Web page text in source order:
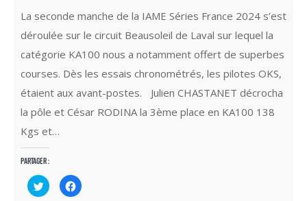
La seconde manche de la IAME Séries France 2024 s’est
déroulée sur le circuit Beausoleil de Laval sur lequel la
catégorie KA100 nous a notamment offert de superbes
courses. Dès les essais chronométrés, les pilotes OKS,
étaient aux avant-postes. Julien CHASTANET décrocha
la pôle et César RODINA la 3ème place en KA100 138
Kgs et…
Partager :
Cliquez
pour
Cliquez
pour